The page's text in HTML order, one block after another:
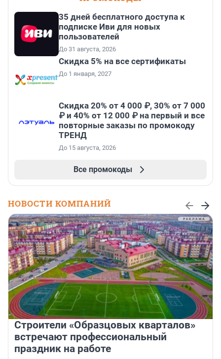
35 дней бесплатного доступа к
подписке Иви для новых
пользователей
До 31 августа, 2026
Скидка 5% на все сертификаты
До 1 января, 2027
Скидка 20% от 4 000 ₽, 30% от 7 000
₽ и 40% от 12 000 ₽ на первый и все
повторные заказы по промокоду
ТРЕНД
До 15 августа, 2026
Все промокоды
НОВОСТИ КОМПАНИЙ
Строители «Образцовых кварталов»
встречают профессиональный
праздник на работе